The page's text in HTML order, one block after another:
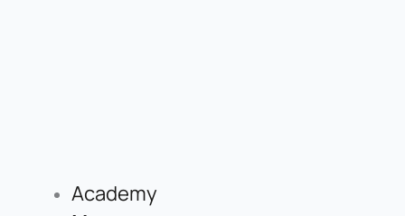
Academy